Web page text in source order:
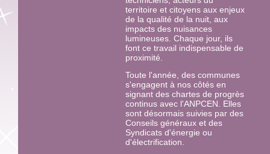
territoire et citoyens aux enjeux
de la qualité de la nuit, aux
impacts des nuisances
lumineuses. Chaque jour, ils
font ce travail indispensable de
proximité.
Toute l'année, des communes
s'engagent à nos côtés en
signant des chartes de progrès
continus avec l'ANPCEN. Elles
sont désormais suivies par des
Conseils généraux et des
Syndicats d'énergie ou
d'électrification.